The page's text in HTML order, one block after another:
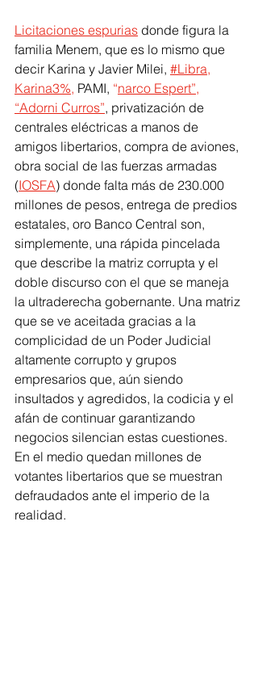
Licitaciones espurias donde figura la
familia Menem, que es lo mismo que
decir Karina y Javier Milei, #Libra,
Karina3%, PAMI, “narco Espert”,
“Adorni Curros”, privatización de
centrales eléctricas a manos de
amigos libertarios, compra de aviones,
obra social de las fuerzas armadas
(IOSFA) donde falta más de 230.000
millones de pesos, entrega de predios
estatales, oro Banco Central son,
simplemente, una rápida pincelada
que describe la matriz corrupta y el
doble discurso con el que se maneja
la ultraderecha gobernante. Una matriz
que se ve aceitada gracias a la
complicidad de un Poder Judicial
altamente corrupto y grupos
empresarios que, aún siendo
insultados y agredidos, la codicia y el
afán de continuar garantizando
negocios silencian estas cuestiones.
En el medio quedan millones de
votantes libertarios que se muestran
defraudados ante el imperio de la
realidad.